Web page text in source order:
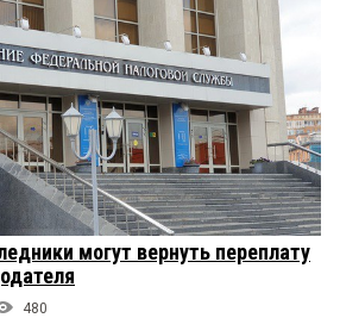
могут вернуть переплату
480